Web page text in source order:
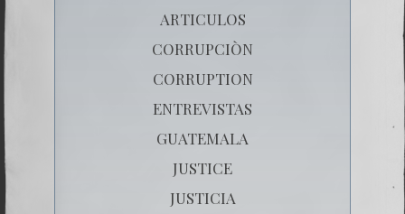
ARTICULOS
CORRUPCIÒN
CORRUPTION
ENTREVISTAS
GUATEMALA
JUSTICE
JUSTICIA